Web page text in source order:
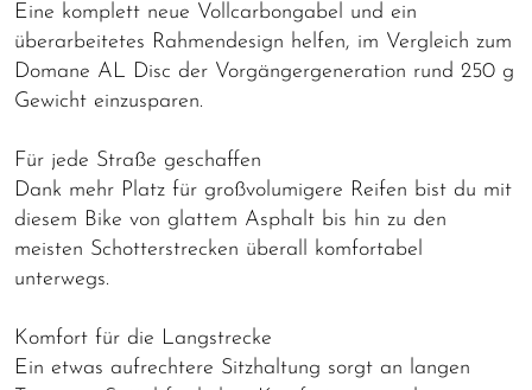
Eine komplett neue Vollcarbongabel und ein
überarbeitetes Rahmendesign helfen, im Vergleich zum
Domane AL Disc der Vorgängergeneration rund 250 g
Gewicht einzusparen.
Für jede Straße geschaffen
Dank mehr Platz für großvolumigere Reifen bist du mit
diesem Bike von glattem Asphalt bis hin zu den
meisten Schotterstrecken überall komfortabel
unterwegs.
Komfort für die Langstrecke
Ein etwas aufrechtere Sitzhaltung sorgt an langen